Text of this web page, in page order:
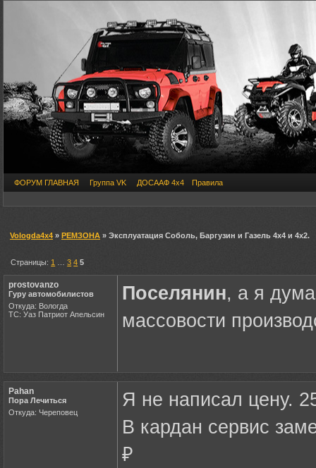
ФОРУМ ГЛАВНАЯ Группа VK ДОСААФ 4х4 Правила
Vologda4x4 » РЕМЗОНА » Эксплуатация Соболь, Баргузин и Газель 4х4 и 4х2.
Страницы: 1 …3 4 5
prostovanzo
Гуру автомобилистов
Откуда: Вологда
ТС: Уаз Патриот Апельсин
Поселянин, а я
массовости
Pahan
Пора Лечиться
Откуда: Череповец
Я не написал цену.
В кардан сервис
₽